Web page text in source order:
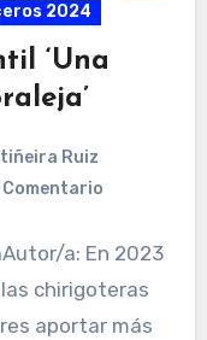
2024
‘Una
Ruiz
Comentario
a: En 2023
chirigoteras
aportar más